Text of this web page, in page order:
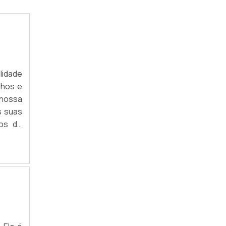
e
suas
do